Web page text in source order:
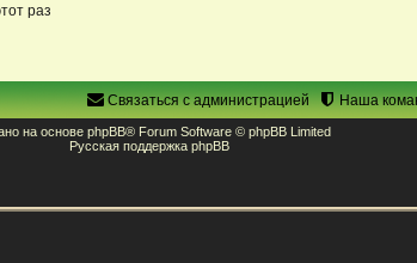
раз
Наша
Связаться с администрацией
на основе phpBB® Forum Software © phpBB Limited
Русская поддержка phpBB